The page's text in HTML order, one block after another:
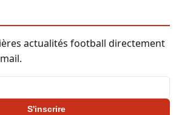
actualités football directement
S'inscrire